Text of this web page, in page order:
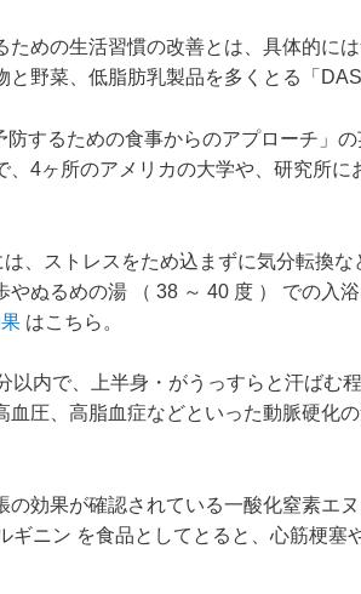
ための生活習慣の改善とは、具体的に
と野菜、低脂肪乳製品を多くとる「
防するための食事からのアプローチ」
、4ヶ所のアメリカの大学や、研究所に
、ストレスをため込まずに気分転換
やぬるめの湯 （ 38 ～ 40 度 ） での入
はこちら。
以内で、上半身・がうっすらと汗ばむ
血圧、高脂血症などといった動脈硬化
の効果が確認されている一酸化窒素エ
ギニン を食品としてとると、心筋梗塞